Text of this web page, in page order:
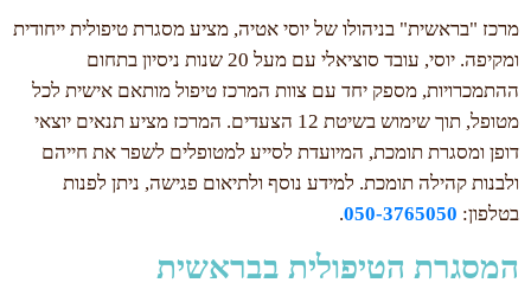
מרכז "בראשית" בניהולו של יוסי אטיה, מציע מסגרת טיפולית ייחודית
ומקיפה. יוסי, עובד סוציאלי עם מעל 20 שנות ניסיון בתחום
ההתמכרויות, מספק יחד עם צוות המרכז טיפול מותאם אישית לכל
מטופל, תוך שימוש בשיטת 12 הצעדים. המרכז מציע תנאים יוצאי
דופן ומסגרת תומכת, המיועדת לסייע למטופלים לשפר את חייהם
ולבנות קהילה תומכת. למידע נוסף ולתיאום פגישה, ניתן לפנות
בטלפון: 050-3765050
.
המסגרת הטיפולית בבראשית